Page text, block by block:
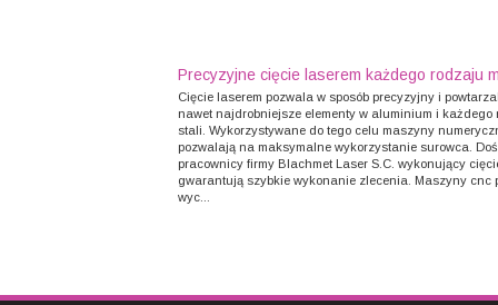
Precyzyjne cięcie laserem każdego rodzaju
Cięcie laserem pozwala w sposób precyzyjny i
nawet najdrobniejsze elementy w aluminium i każdego
stali. Wykorzystywane do tego celu maszyny
pozwalają na maksymalne wykorzystanie surowca.
pracownicy firmy Blachmet Laser S.C. wykonujący
gwarantują szybkie wykonanie zlecenia. Maszyny cnc
wyc...